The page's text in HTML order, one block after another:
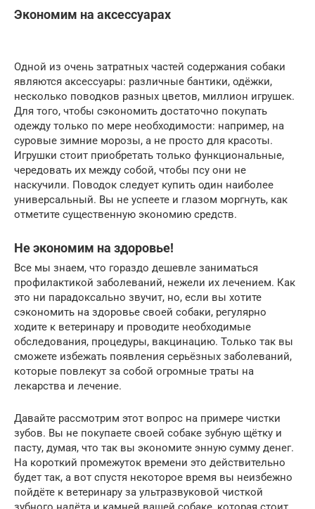
Экономим на аксессуарах
Одной из очень затратных частей содержания собаки
являются аксессуары: различные бантики, одёжки,
несколько поводков разных цветов, миллион игрушек.
Для того, чтобы сэкономить достаточно покупать
одежду только по мере необходимости: например, на
суровые зимние морозы, а не просто для красоты.
Игрушки стоит приобретать только функциональные,
чередовать их между собой, чтобы псу они не
наскучили. Поводок следует купить один наиболее
универсальный. Вы не успеете и глазом моргнуть, как
отметите существенную экономию средств.
Не экономим на здоровье!
Все мы знаем, что гораздо дешевле заниматься
профилактикой заболеваний, нежели их лечением. Как
это ни парадоксально звучит, но, если вы хотите
сэкономить на здоровье своей собаки, регулярно
ходите к ветеринару и проводите необходимые
обследования, процедуры, вакцинацию. Только так вы
сможете избежать появления серьёзных заболеваний,
которые повлекут за собой огромные траты на
лекарства и лечение.
Давайте рассмотрим этот вопрос на примере чистки
зубов. Вы не покупаете своей собаке зубную щётку и
пасту, думая, что так вы экономите энную сумму денег.
На короткий промежуток времени это действительно
будет так, а вот спустя некоторое время вы неизбежно
пойдёте к ветеринару за ультразвуковой чисткой